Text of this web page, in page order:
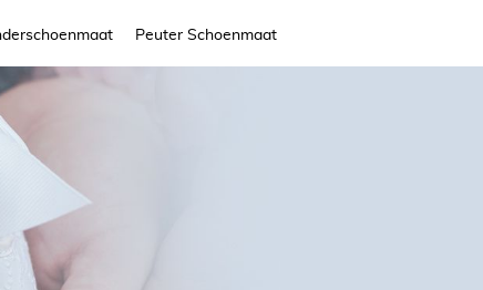
Peuter Schoenmaat